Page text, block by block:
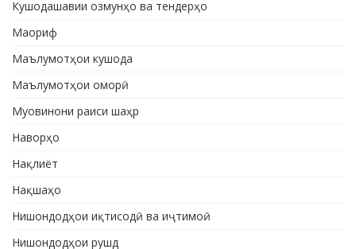
Кушодашавии озмунҳо ва тендерҳо
Маориф
Маълумотҳои кушода
Маълумотҳои оморӣ
Муовинони раиси шаҳр
Наворҳо
Нақлиёт
Нақшаҳо
Нишондодҳои иқтисодӣ ва иҷтимоӣ
Нишондодҳои рушд